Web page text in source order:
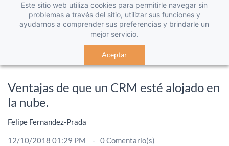
Este sitio web utiliza cookies para permitirle navegar sin
problemas a través del sitio, utilizar sus funciones y
ayudarnos a comprender sus preferencias y brindarle un
mejor servicio.
Aceptar
Ventajas de que un CRM esté alojado en
la nube.
Felipe Fernandez-Prada
12/10/2018 01:29 PM 0Comentario(s)